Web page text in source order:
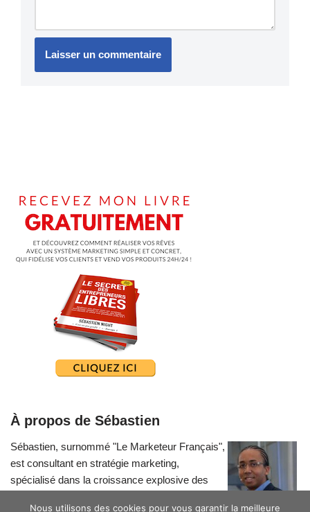
À propos de Sébastien
Sébastien, surnommé "Le Marketeur Français",
est consultant en stratégie marketing,
spécialisé dans la croissance explosive des
Nous utilisons des cookies pour vous garantir la meilleure